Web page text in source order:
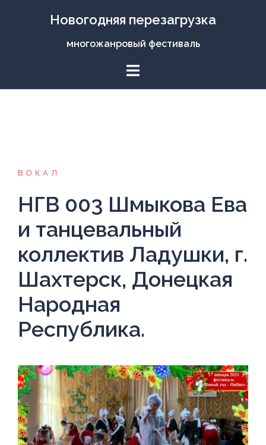
Новогодняя перезагрузка
многожанровый фестиваль
ВОКАЛ
НГВ 003 Шмыкова Ева
и танцевальный
коллектив Ладушки, г.
Шахтерск, Донецкая
Народная
Республика.